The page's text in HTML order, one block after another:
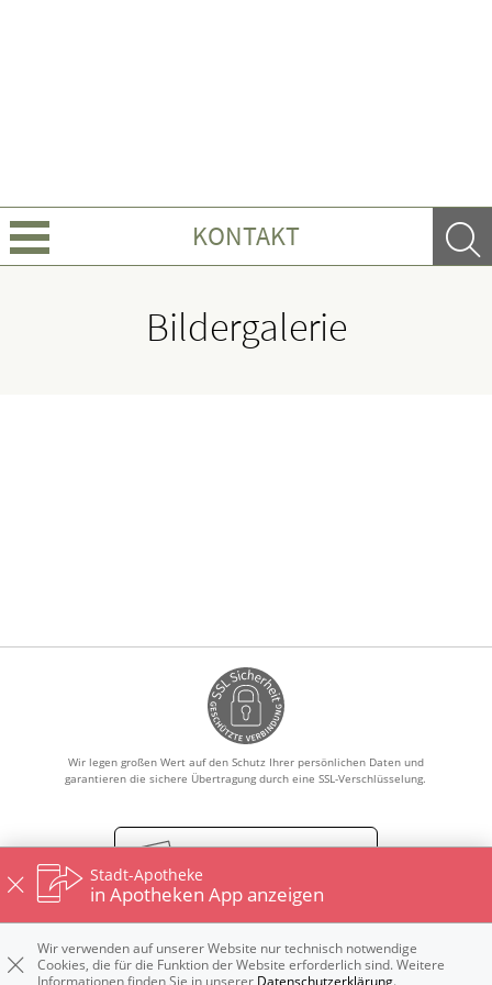
KONTAKT
Bildergalerie
Wir legen großen Wert auf den Schutz Ihrer persönlichen Daten und
garantieren die sichere Übertragung durch eine SSL-Verschlüsselung.
Vertrag widerrufen
Impressum Datenschutz
Nutzungsbedingungen
Stadt-Apotheke
in Apotheken App anzeigen
Wir verwenden auf unserer Website nur technisch notwendige
Cookies, die für die Funktion der Website erforderlich sind. Weitere